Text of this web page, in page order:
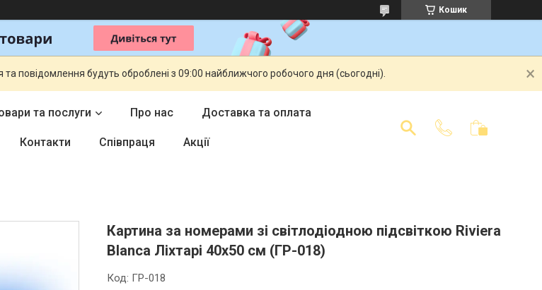
Кошик
повідомлення будуть оброблені з 09:00 найближчого робочого дня (сьогодні).
та послуги Про нас Доставка та оплата
Контакти Співпраця Акції
Картина за номерами зі світлодіодною підсвіткою Riviera
Blanca Ліхтарі 40x50 см (ГР-018)
Код: ГР-018